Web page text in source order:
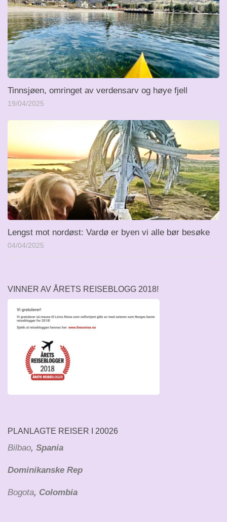
Tinnsjøen, omringet av verdensarv og høye fjell
19/04/2025
Lengst mot nordøst: Vardø er byen vi alle bør besøke
04/04/2025
VINNER AV ÅRETS REISEBLOGG 2018!
PLANLAGTE REISER I 20026
Bilbao, Spania
Dominikanske Rep
Bogota, Colombia